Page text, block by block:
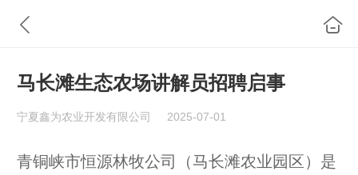
马长滩生态农场讲解员招聘启事
宁夏鑫为农业开发有限公司 2025-07-01
青铜峡市恒源林牧公司（马长滩农业园区）是